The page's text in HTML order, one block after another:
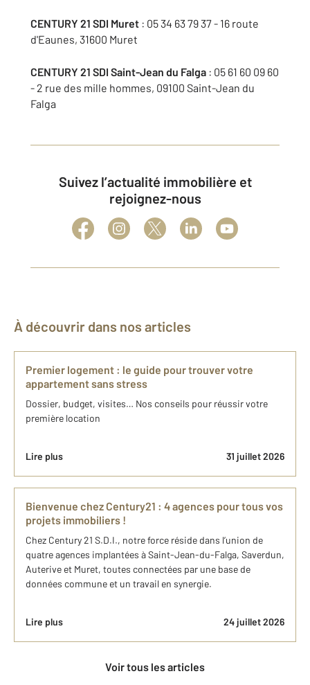
CENTURY 21 SDI Muret : 05 34 63 79 37 - 16 route
d'Eaunes, 31600 Muret
CENTURY 21 SDI Saint-Jean du Falga : 05 61 60 09 60
- 2 rue des mille hommes, 09100 Saint-Jean du
Falga
Suivez l’actualité immobilière et
rejoignez-nous
À découvrir dans nos articles
Premier logement : le guide pour trouver votre
appartement sans stress
Dossier, budget, visites… Nos conseils pour réussir votre
première location
Lire plus 31 juillet 2026
Bienvenue chez Century21 : 4 agences pour tous vos
projets immobiliers !
Chez Century 21 S.D.I., notre force réside dans l’union de
quatre agences implantées à Saint-Jean-du-Falga, Saverdun,
Auterive et Muret, toutes connectées par une base de
données commune et un travail en synergie.
Lire plus 24 juillet 2026
Voir tous les articles